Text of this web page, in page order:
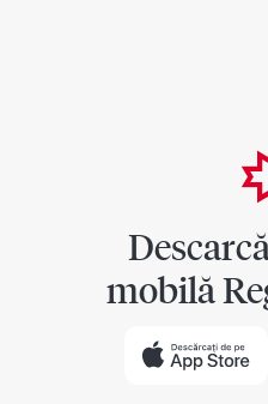
mobilă